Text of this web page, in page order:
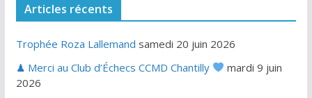
Articles récents
Trophée Roza Lallemand samedi 20 juin 2026
♟ Merci au Club d’Échecs CCMD Chantilly
mardi 9 juin
2026